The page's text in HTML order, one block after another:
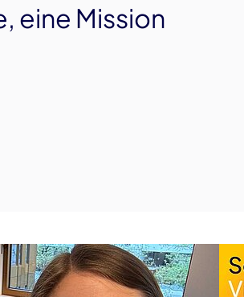
eine Mission